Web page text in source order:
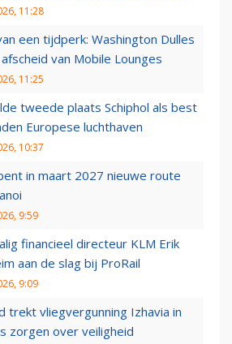
11:28
een tijdperk: Washington Dulles
van Mobile Lounges
11:25
tweede plaats Schiphol als best
Europese luchthaven
10:37
in maart 2027 nieuwe route
9:59
financieel directeur KLM Erik
aan de slag bij ProRail
9:09
trekt vliegvergunning Izhavia in
zorgen over veiligheid